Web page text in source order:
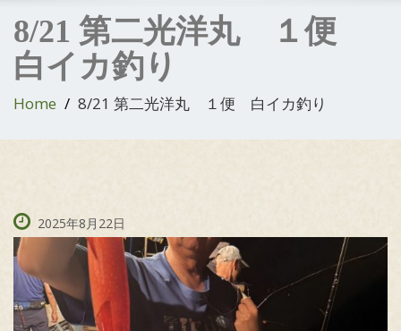
8/21 第二光洋丸 １便
白イカ釣り
Home 8/21 第二光洋丸 １便 白イカ釣り
2025年8月22日